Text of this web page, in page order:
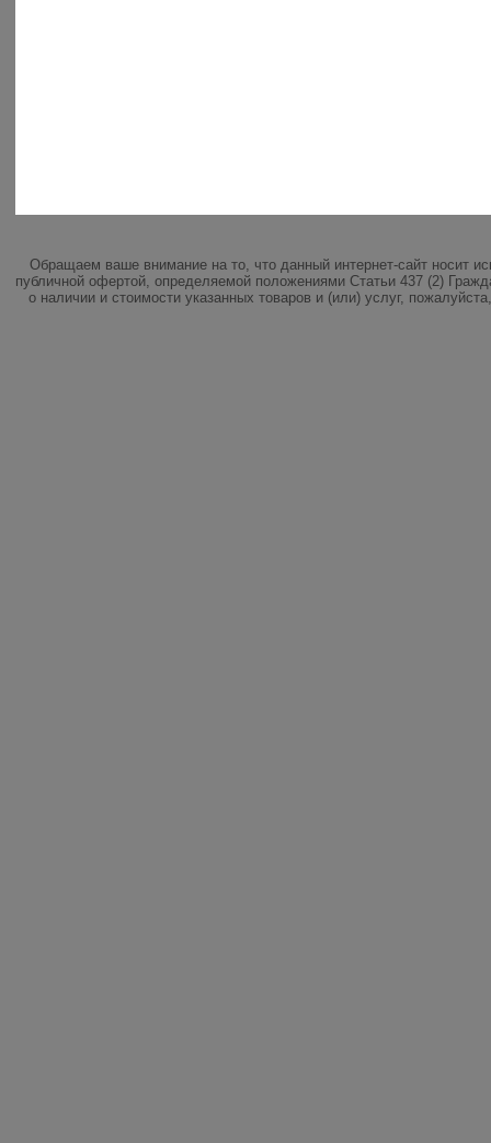
Обращаем ваше внимание на то, что данный интернет-сайт носит
публичной офертой, определяемой положениями Статьи 437 (2)
о наличии и стоимости указанных товаров и (или) услуг,